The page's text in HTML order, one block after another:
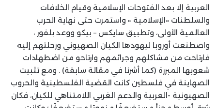
العربية إلا بعد الفتوحات الإسلامية وقيام الخلافات
والسلطنات «الإسلامية » واستمرت حتى نهاية الحرب
العالمية الأولى، وتطبيق سايكس – بيكو ووعد بلفور ،
واصطنعت أوروبا ليهودها الكيان الصهيوني ورحلتهم إليه
فارتاحت من مشاكلهم وجرائمهم وارتاحو من اضطهادات
شعوبها المبررة (كما أشرنا في مقالة سابقة) . ومع تثبيت
الصهاينة في فلسطين كانت القضية الفلسطينية والحروب
الصهيونية -العربية والدعم الغربي اللامتناهي للكيان، فكان